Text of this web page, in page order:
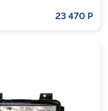
23 470 Р